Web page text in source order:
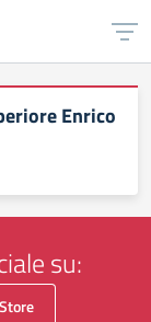
Enrico
su: